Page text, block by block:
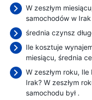
W zeszłym
samochodów w Irak
średnia czynsz
Ile kosztuje
miesiącu, średnia
W zeszłym roku,
Irak? W zeszłym
samochodu był .